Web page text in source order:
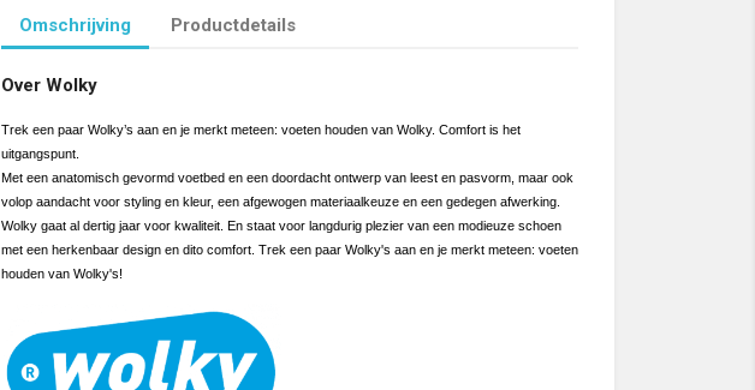
Omschrijving Productdetails
Over Wolky
Trek een paar Wolky’s aan en je merkt meteen: voeten houden van Wolky. Comfort is het
uitgangspunt.
Met een anatomisch gevormd voetbed en een doordacht ontwerp van leest en pasvorm, maar ook
volop aandacht voor styling en kleur, een afgewogen materiaalkeuze en een gedegen afwerking.
Wolky gaat al dertig jaar voor kwaliteit. En staat voor langdurig plezier van een modieuze schoen
met een herkenbaar design en dito comfort. Trek een paar Wolky's aan en je merkt meteen: voeten
houden van Wolky's!